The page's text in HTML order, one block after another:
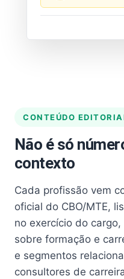
CONTEÚDO
Não é só
contexto
Cada profissão vem
oficial do CBO/MTE,
no exercício do
sobre formação e
e segmentos
consultores de